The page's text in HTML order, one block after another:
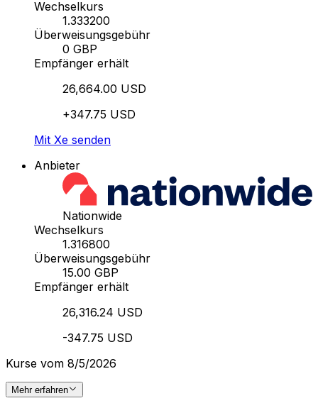
Wechselkurs
1.333200
Überweisungsgebühr
0 GBP
Empfänger erhält
26,664.00 USD
+347.75 USD
Mit Xe senden
Anbieter
Nationwide
Wechselkurs
1.316800
Überweisungsgebühr
15.00 GBP
Empfänger erhält
26,316.24 USD
-347.75 USD
Kurse vom 8/5/2026
Mehr erfahren